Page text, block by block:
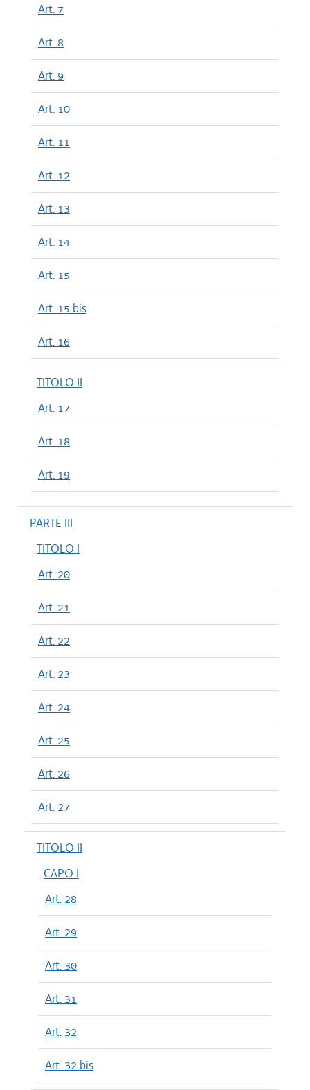
Art. 7
Art. 8
Art. 9
Art. 10
Art. 11
Art. 12
Art. 13
Art. 14
Art. 15
Art. 15 bis
Art. 16
TITOLO II
Art. 17
Art. 18
Art. 19
PARTE III
TITOLO I
Art. 20
Art. 21
Art. 22
Art. 23
Art. 24
Art. 25
Art. 26
Art. 27
TITOLO II
CAPO I
Art. 28
Art. 29
Art. 30
Art. 31
Art. 32
Art. 32 bis